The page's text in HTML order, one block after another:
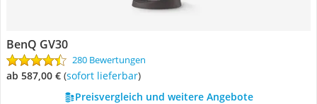
BenQ GV30
280 Bewertungen
ab 587,00 € ( Sofort lieferbar)
Preisvergleich und weitere Angebote